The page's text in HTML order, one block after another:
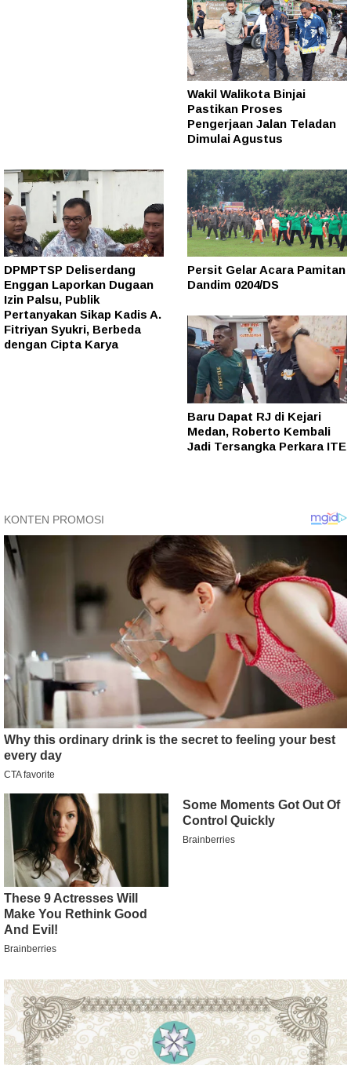
Wakil Walikota Binjai
Pastikan Proses
Pengerjaan Jalan Teladan
Dimulai Agustus
DPMPTSP Deliserdang
Enggan Laporkan Dugaan
Izin Palsu, Publik
Pertanyakan Sikap Kadis A.
Fitriyan Syukri, Berbeda
dengan Cipta Karya
Persit Gelar Acara Pamitan
Dandim 0204/DS
Baru Dapat RJ di Kejari
Medan, Roberto Kembali
Jadi Tersangka Perkara ITE